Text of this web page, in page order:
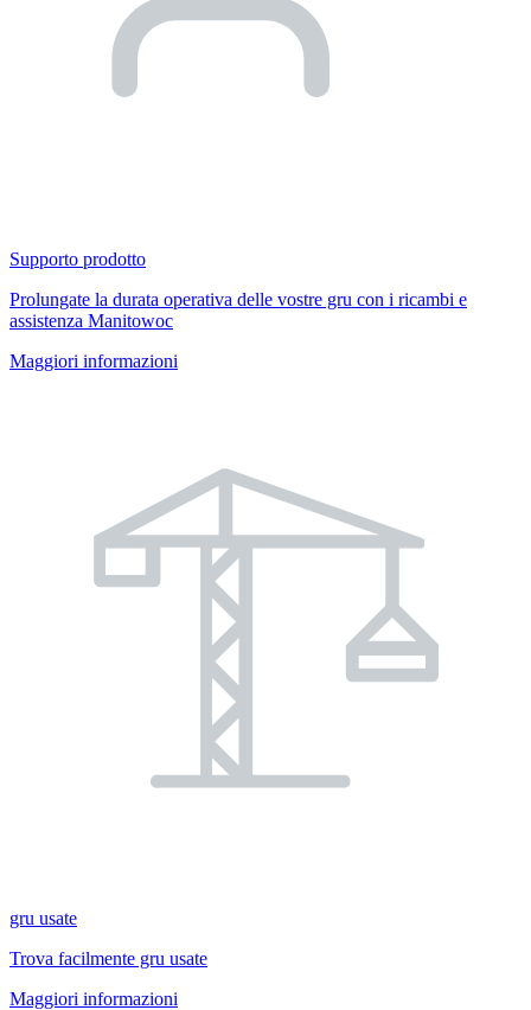
Supporto prodotto
Prolungate la durata operativa delle vostre gru con i ricambi e
assistenza Manitowoc
Maggiori informazioni
gru usate
Trova facilmente gru usate
Maggiori informazioni